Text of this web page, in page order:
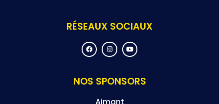
RÉSEAUX SOCIAUX
F
a
c
o
o
I
n
s
g
r
Y
o
u
b
e
NOS SPONSORS